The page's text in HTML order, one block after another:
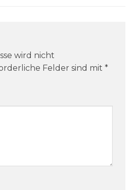
wird nicht
Felder sind mit *